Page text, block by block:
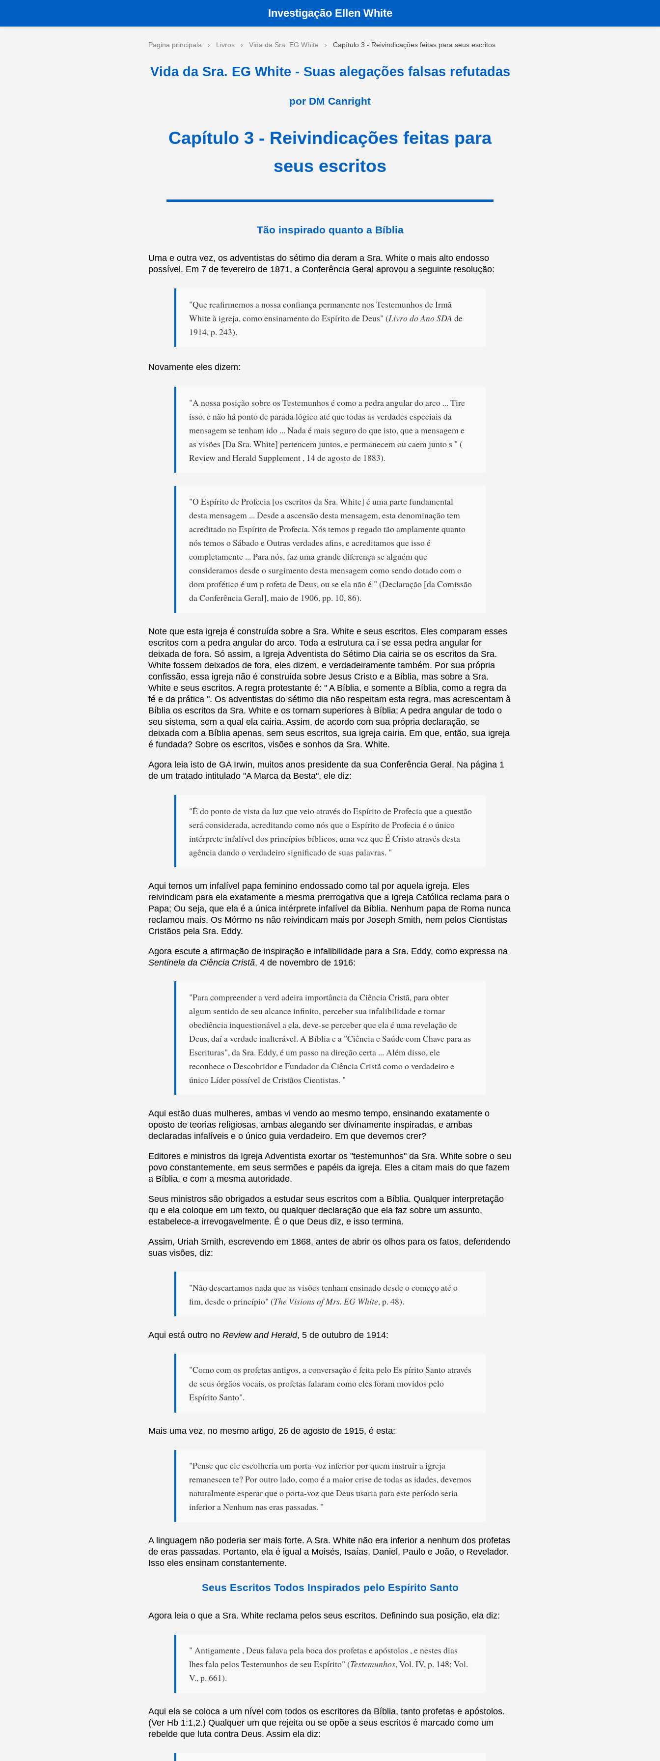
Pagina principala › Livros › Vida da Sra. EG White › Capítulo 3 - Reivindicações feitas para seus escritos
Investigação Ellen White
Vida da Sra. EG White - Suas alegações falsas refutadas
por DM Canright
Capítulo 3 - Reivindicações feitas para
seus escritos
Tão inspirado quanto a Bíblia
Uma e outra vez, os adventistas do sétimo dia deram a Sra. White o mais alto endosso
possível. Em 7 de fevereiro de 1871, a Conferência Geral aprovou a seguinte resolução:
"Que reafirmemos a nossa confiança permanente nos Testemunhos de Irmã
White à igreja, como ensinamento do Espírito de Deus" (Livro do Ano SDA de
1914, p. 243).
Novamente eles dizem:
"A nossa posição sobre os Testemunhos é como a pedra angular do arco ... Tire
isso, e não há ponto de parada lógico até que todas as verdades especiais da
mensagem se tenham ido ... Nada é mais seguro do que isto, que a mensagem e
as visões [Da Sra. White] pertencem juntos, e permanecem ou caem junto s " (
Review and Herald Supplement , 14 de agosto de 1883).
"O Espírito de Profecia [os escritos da Sra. White] é uma parte fundamental
desta mensagem ... Desde a ascensão desta mensagem, esta denominação tem
acreditado no Espírito de Profecia. Nós temos p regado tão amplamente quanto
nós temos o Sábado e Outras verdades afins, e acreditamos que isso é
completamente ... Para nós, faz uma grande diferença se alguém que
consideramos desde o surgimento desta mensagem como sendo dotado com o
dom profético é um p rofeta de Deus, ou se ela não é " (Declaração [da Comissão
da Conferência Geral], maio de 1906, pp. 10, 86).
Note que esta igreja é construída sobre a Sra. White e seus escritos. Eles comparam esses
escritos com a pedra angular do arco. Toda a estrutura ca i se essa pedra angular for
deixada de fora. Só assim, a Igreja Adventista do Sétimo Dia cairia se os escritos da Sra.
White fossem deixados de fora, eles dizem, e verdadeiramente também. Por sua própria
confissão, essa igreja não é construída sobre Jesus Cristo e a Bíblia, mas sobre a Sra.
White e seus escritos. A regra protestante é: " A Bíblia, e somente a Bíblia, como a regra da
fé e da prática ". Os adventistas do sétimo dia não respeitam esta regra, mas acrescentam à
Bíblia os escritos da Sra. White e os tornam superiores à Bíblia; A pedra angular de todo o
seu sistema, sem a qual ela cairia. Assim, de acordo com sua própria declaração, se
deixada com a Bíblia apenas, sem seus escritos, sua igreja cairia. Em que, então, sua igreja
é fundada? Sobre os escritos, visões e sonhos da Sra. White.
Agora leia isto de GA Irwin, muitos anos presidente da sua Conferência Geral. Na página 1
de um tratado intitulado "A Marca da Besta", ele diz:
"É do ponto de vista da luz que veio através do Espírito de Profecia que a questão
será considerada, acreditando como nós que o Espírito de Profecia é o único
intérprete infalível dos princípios bíblicos, uma vez que É Cristo através desta
agência dando o verdadeiro significado de suas palavras. "
Aqui temos um infalível papa feminino endossado como tal por aquela igreja. Eles
reivindicam para ela exatamente a mesma prerrogativa que a Igreja Católica reclama para o
Papa; Ou seja, que ela é a única intérprete infalível da Bíblia. Nenhum papa de Roma nunca
reclamou mais. Os Mórmo ns não reivindicam mais por Joseph Smith, nem pelos Cientistas
Cristãos pela Sra. Eddy.
Agora escute a afirmação de inspiração e infalibilidade para a Sra. Eddy, como expressa na
Sentinela da Ciência Cristã, 4 de novembro de 1916:
"Para compreender a verd adeira importância da Ciência Cristã, para obter
algum sentido de seu alcance infinito, perceber sua infalibilidade e tornar
obediência inquestionável a ela, deve-se perceber que ela é uma revelação de
Deus, daí a verdade inalterável. A Bíblia e a "Ciência e Saúde com Chave para as
Escrituras", da Sra. Eddy, é um passo na direção certa ... Além disso, ele
reconhece o Descobridor e Fundador da Ciência Cristã como o verdadeiro e
único Líder possível de Cristãos Cientistas. "
Aqui estão duas mulheres, ambas vi vendo ao mesmo tempo, ensinando exatamente o
oposto de teorias religiosas, ambas alegando ser divinamente inspiradas, e ambas
declaradas infalíveis e o único guia verdadeiro. Em que devemos crer?
Editores e ministros da Igreja Adventista exortar os "testemunhos" da Sra. White sobre o seu
povo constantemente, em seus sermões e papéis da igreja. Eles a citam mais do que fazem
a Bíblia, e com a mesma autoridade.
Seus ministros são obrigados a estudar seus escritos com a Bíblia. Qualquer interpretação
qu e ela coloque em um texto, ou qualquer declaração que ela faz sobre um assunto,
estabelece-a irrevogavelmente. É o que Deus diz, e isso termina.
Assim, Uriah Smith, escrevendo em 1868, antes de abrir os olhos para os fatos, defendendo
suas visões, diz:
"Não descartamos nada que as visões tenham ensinado desde o começo até o
fim, desde o princípio" (The Visions of Mrs. EG White, p. 48).
Aqui está outro no Review and Herald, 5 de outubro de 1914:
"Como com os profetas antigos, a conversação é feita pelo Es pírito Santo através
de seus órgãos vocais, os profetas falaram como eles foram movidos pelo
Espírito Santo".
Mais uma vez, no mesmo artigo, 26 de agosto de 1915, é esta:
"Pense que ele escolheria um porta-voz inferior por quem instruir a igreja
remanescen te? Por outro lado, como é a maior crise de todas as idades, devemos
naturalmente esperar que o porta-voz que Deus usaria para este período seria
inferior a Nenhum nas eras passadas. "
A linguagem não poderia ser mais forte. A Sra. White não era inferior a nenhum dos profetas
de eras passadas. Portanto, ela é igual a Moisés, Isaías, Daniel, Paulo e João, o Revelador.
Isso eles ensinam constantemente.
Seus Escritos Todos Inspirados pelo Espírito Santo
Agora leia o que a Sra. White reclama pelos seus escritos. Definindo sua posição, ela diz:
" Antigamente , Deus falava pela boca dos profetas e apóstolos , e nestes dias
lhes fala pelos Testemunhos de seu Espírito" (Testemunhos, Vol. IV, p. 148; Vol.
V., p. 661).
Aqui ela se coloca a um nível com todos os escritores da Bíblia, tanto profetas e apóstolos.
(Ver Hb 1:1,2.) Qualquer um que rejeita ou se opõe a seus escritos é marcado como um
rebelde que luta contra Deus. Assim ela diz: